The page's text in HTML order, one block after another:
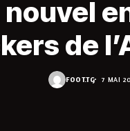
nouvel
de
FOOT.TG 7 MAI